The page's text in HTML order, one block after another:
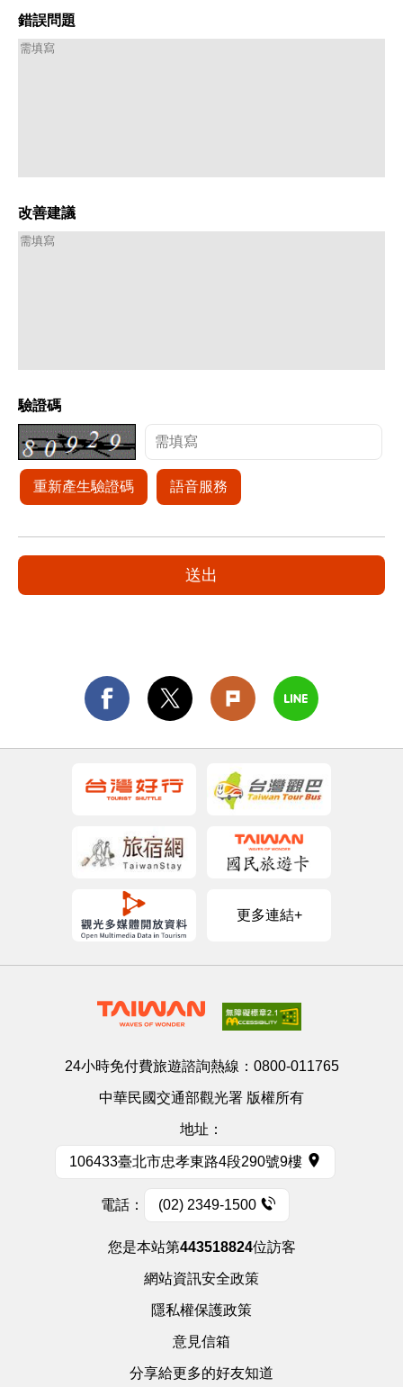
錯誤問題
改善建議
驗證碼
重新產生驗證碼 語音服務
更多連結+
24小時免付費旅遊諮詢熱線： 0800-011765
中華民國交通部觀光署 版權所有
地址：
106433臺北市忠孝東路4段290號9樓
電話： (02) 2349-1500
您是本站第443518824位訪客
網站資訊安全政策
隱私權保護政策
意見信箱
分享給更多的好友知道